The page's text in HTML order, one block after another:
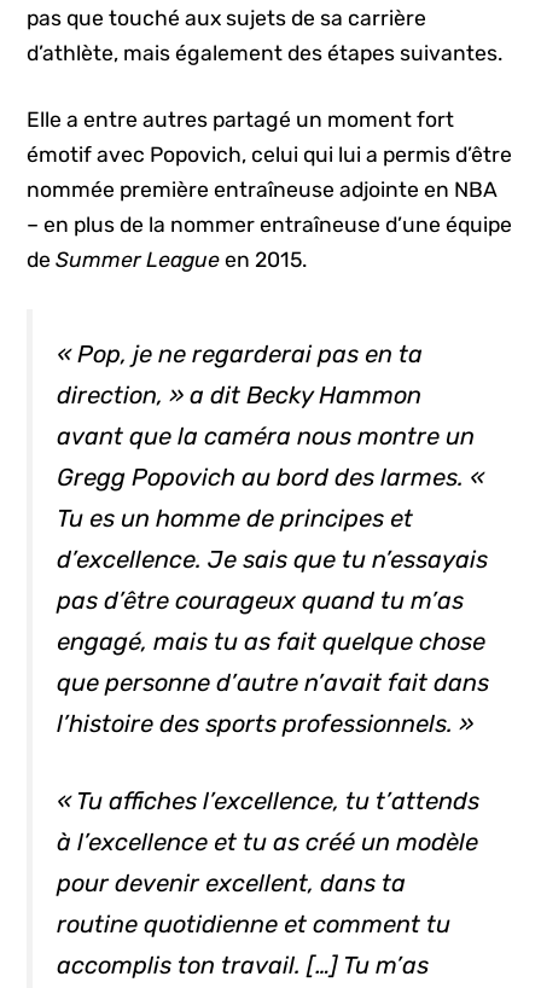
pas que touché aux sujets de sa carrière
d’athlète, mais également des étapes suivantes.
Elle a entre autres partagé un moment fort
émotif avec Popovich, celui qui lui a permis d’être
nommée première entraîneuse adjointe en NBA
– en plus de la nommer entraîneuse d’une équipe
deSummer League en 2015.
« Pop, je ne regarderai pas en ta
direction, » a dit Becky Hammon
avant que la caméra nous montre un
Gregg Popovich au bord des larmes. «
Tu es un homme de principes et
d’excellence. Je sais que tu n’essayais
pas d’être courageux quand tu m’as
engagé, mais tu as fait quelque chose
que personne d’autre n’avait fait dans
l’histoire des sports professionnels. »
« Tu affiches l’excellence, tu t’attends
à l’excellence et tu as créé un modèle
pour devenir excellent, dans ta
routine quotidienne et comment tu
accomplis ton travail. […] Tu m’as